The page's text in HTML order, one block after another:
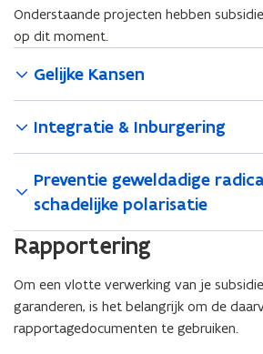
Onderstaande projecten hebben
op dit moment.
Gelijke Kansen
Integratie & Inburgering
Preventie geweldadige
schadelijke polarisatie
Rapportering
Om een vlotte verwerking van je
garanderen, is het belangrijk om de
rapportagedocumenten te gebruiken.